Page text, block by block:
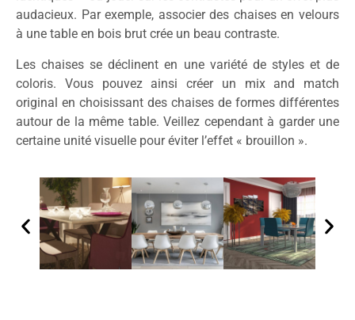
audacieux. Par exemple, associer des chaises en velours
à une table en bois brut crée un beau contraste.
Les chaises se déclinent en une variété de styles et de
coloris. Vous pouvez ainsi créer un mix and match
original en choisissant des chaises de formes différentes
autour de la même table. Veillez cependant à garder une
certaine unité visuelle pour éviter l’effet « brouillon ».